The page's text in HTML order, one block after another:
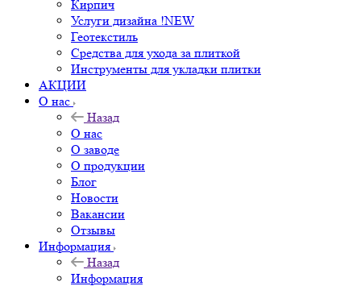
Кирпич
Услуги дизайна !NEW
Геотекстиль
Средства для ухода за плиткой
Инструменты для укладки плитки
АКЦИИ
О нас
Назад
О нас
О заводе
О продукции
Блог
Новости
Вакансии
Отзывы
Информация
Назад
Информация